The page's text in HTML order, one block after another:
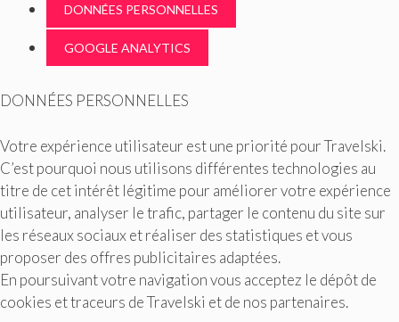
DONNÉES PERSONNELLES
GOOGLE ANALYTICS
DONNÉES PERSONNELLES
Votre expérience utilisateur est une priorité pour Travelski.
C’est pourquoi nous utilisons différentes technologies au
titre de cet intérêt légitime pour améliorer votre expérience
utilisateur, analyser le trafic, partager le contenu du site sur
les réseaux sociaux et réaliser des statistiques et vous
proposer des offres publicitaires adaptées.
En poursuivant votre navigation vous acceptez le dépôt de
cookies et traceurs de Travelski et de nos partenaires.